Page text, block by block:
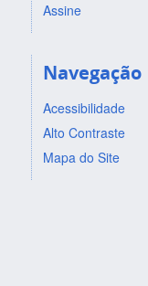
Assine
Navegação
Acessibilidade
Alto Contraste
Mapa do Site